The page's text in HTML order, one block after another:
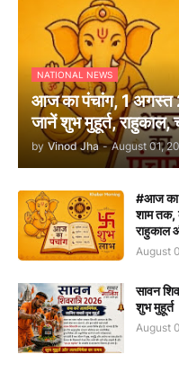
NATIONAL NEWS
आज का पंचांग, 1 अगस्त
जानें शुभ मुहूर्त,
by Vinod Jha - August 01,
#आज का
शाम तक,
राहुकाल
August
सावन
शुभ मुहूर्त
August